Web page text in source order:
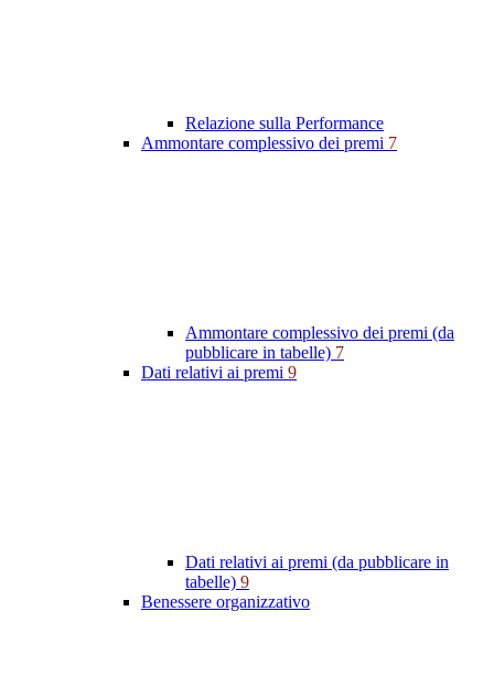
Relazione sulla Performance
Ammontare complessivo dei premi 7
Ammontare complessivo dei premi (da
pubblicare in tabelle) 7
Dati relativi ai premi 9
Dati relativi ai premi (da pubblicare in
tabelle) 9
Benessere organizzativo